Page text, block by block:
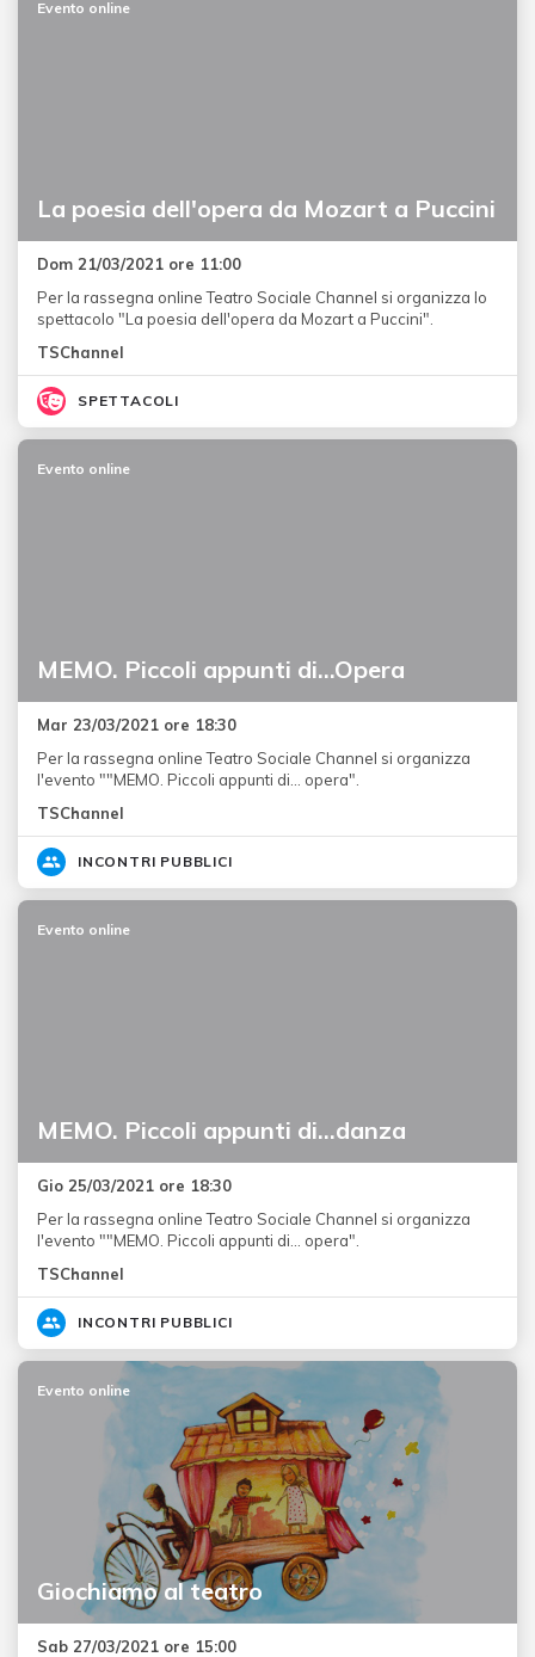
La poesia dell'opera da Mozart a Puccini
Evento online
Dom 21/03/2021 ore 11:00
Per la rassegna online Teatro Sociale Channel si organizza lo
spettacolo "La poesia dell'opera da Mozart a Puccini".
TSChannel
SPETTACOLI
MEMO. Piccoli appunti di…Opera
Evento online
Mar 23/03/2021 ore 18:30
Per la rassegna online Teatro Sociale Channel si organizza
l'evento ""MEMO. Piccoli appunti di… opera".
TSChannel
INCONTRI PUBBLICI
MEMO. Piccoli appunti di…danza
Evento online
Gio 25/03/2021 ore 18:30
Per la rassegna online Teatro Sociale Channel si organizza
l'evento ""MEMO. Piccoli appunti di… opera".
TSChannel
INCONTRI PUBBLICI
Giochiamo al teatro
Evento online
Sab 27/03/2021 ore 15:00